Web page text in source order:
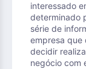
interessado
determinado
série de
empresa que
decidir
negócio com